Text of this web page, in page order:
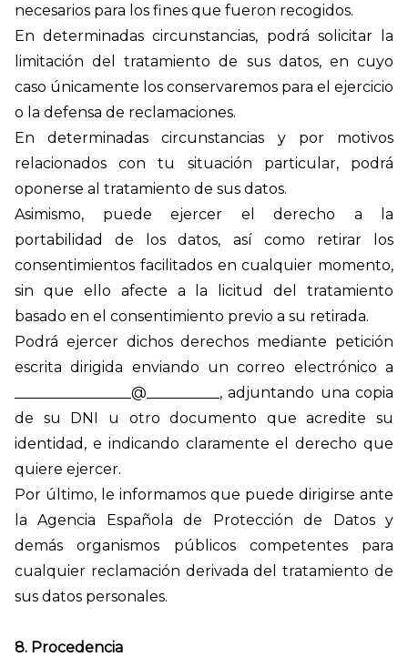
necesarios para los fines que fueron recogidos.
En determinadas circunstancias, podrá solicitar la
limitación del tratamiento de sus datos, en cuyo
caso únicamente los conservaremos para el ejercicio
o la defensa de reclamaciones.
En determinadas circunstancias y por motivos
relacionados con tu situación particular, podrá
oponerse al tratamiento de sus datos.
Asimismo, puede ejercer el derecho a la
portabilidad de los datos, así como retirar los
consentimientos facilitados en cualquier momento,
sin que ello afecte a la licitud del tratamiento
basado en el consentimiento previo a su retirada.
Podrá ejercer dichos derechos mediante petición
escrita dirigida enviando un correo electrónico a
________________@
, adjuntando una copia
de su DNI u otro documento que acredite su
identidad, e indicando claramente el derecho que
quiere ejercer.
Por último, le informamos que puede dirigirse ante
la Agencia Española de Protección de Datos y
demás organismos públicos competentes para
cualquier reclamación derivada del tratamiento de
sus datos personales.
8. Procedencia